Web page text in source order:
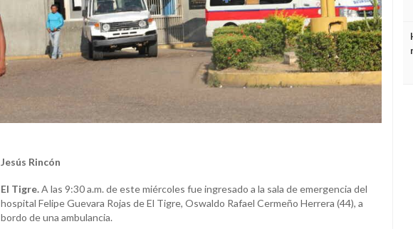
Jesús Rincón
El Tigre.A las 9:30 a.m. de este miércoles fue ingresado a la sala de emergencia del
hospital Felipe Guevara Rojas de El Tigre, Oswaldo Rafael Cermeño Herrera (44), a
bordo de una ambulancia.